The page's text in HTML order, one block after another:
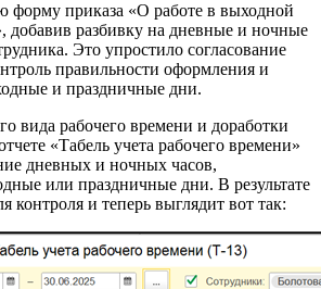
форму приказа «О работе в выходной
добавив разбивку на дневные и ночные
Это упростило согласование
правильности оформления и
и праздничные дни.
вида рабочего времени и доработки
«Табель учета рабочего времени»
дневных и ночных часов,
или праздничные дни. В результате
контроля и теперь выглядит вот так: